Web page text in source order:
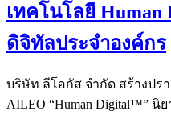
เทคโนโลยี
ดิจิทัลประจำองค์กร
บริษัท ลีโอกัส จำกัด สร้างป
AILEO “Human Digital™”